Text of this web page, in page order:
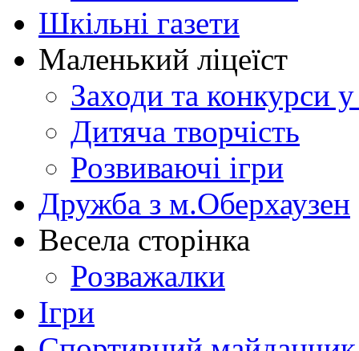
Шкільні газети
Маленький ліцеїст
Заходи та конкурси у
Дитяча творчість
Розвиваючі ігри
Дружба з м.Оберхаузен
Весела сторінка
Розважалки
Ігри